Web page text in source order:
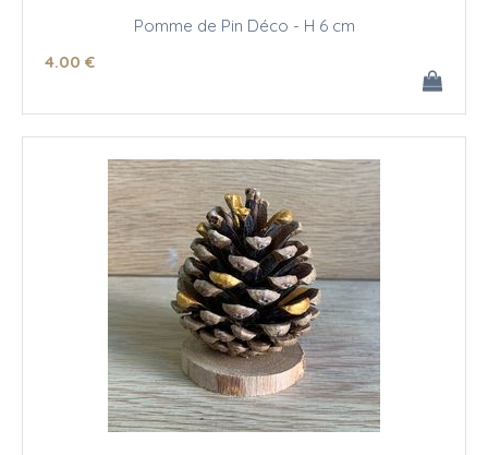
Pomme de Pin Déco - H 6 cm
4.00 €